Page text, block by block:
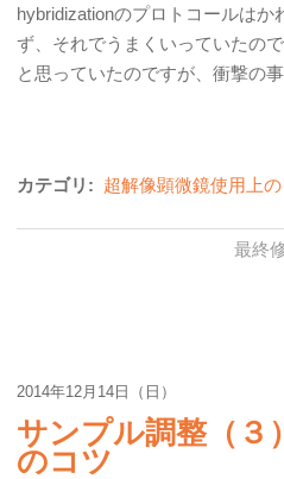
hybridizationのプロトコールはか
ず、それでうまくいっていたの
と思っていたのですが、衝撃の事
カテゴリ: 超解像顕微鏡使用上
最終
2014年12月14日（日）
サンプル調整（３
のコツ